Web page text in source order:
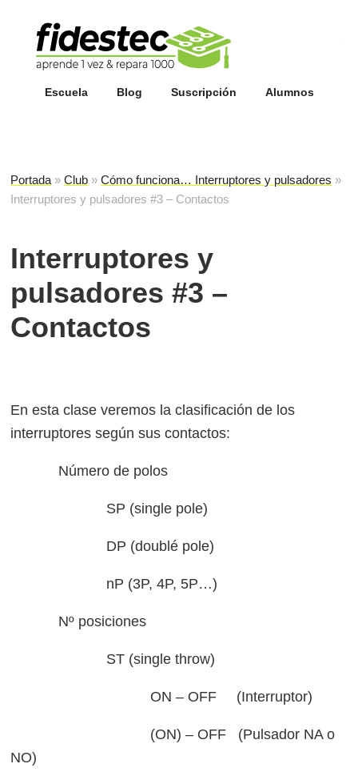
Escuela Blog Suscripción Alumnos
Portada »Club »Cómo funciona… Interruptores y pulsadores »
Interruptores y pulsadores #3 – Contactos
Interruptores y
pulsadores #3 –
Contactos
En esta clase veremos la clasificación de los
interruptores según sus contactos:
Número de polos
SP (single pole)
DP (doublé pole)
nP (3P, 4P, 5P…)
Nº posiciones
ST (single throw)
ON – OFF (Interruptor)
(ON) – OFF (Pulsador NA o
NO)